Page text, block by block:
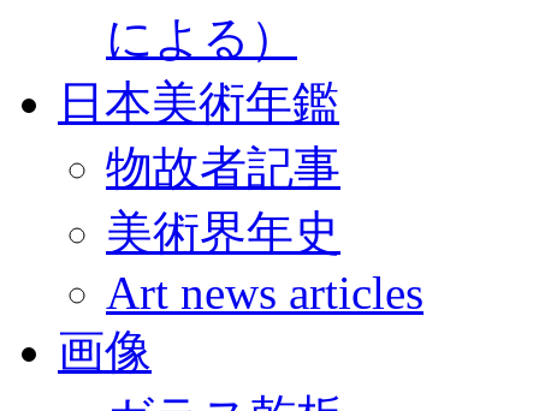
による）
日本美術年鑑
物故者記事
美術界年史
Art news articles
画像